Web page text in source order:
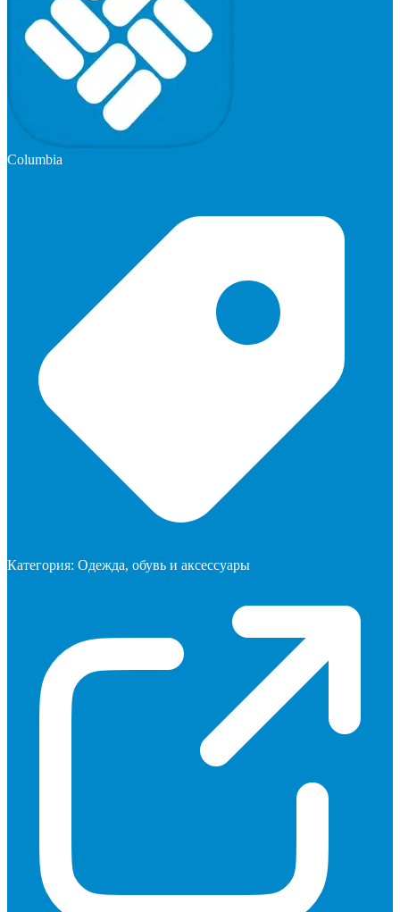
Columbia
Категория: Одежда, обувь и аксессуары